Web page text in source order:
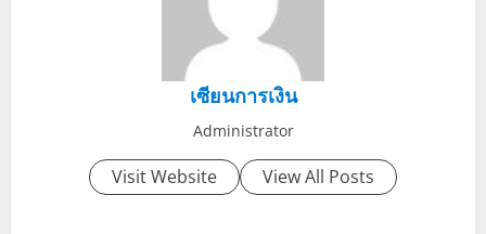
เซียนการเงิน
Administrator
Visit Website View All Posts